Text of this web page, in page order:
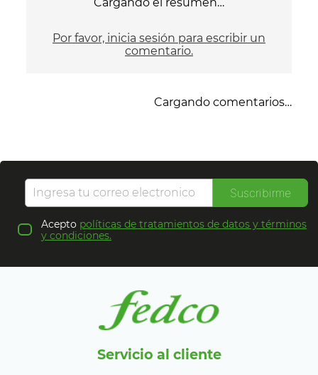
Por favor, inicia sesión para escribir un
comentario.
Cargando comentarios…
Suscribirme
Acepto políticas de tratamientos de datos y términos
y condiciones.
Servicio al cliente